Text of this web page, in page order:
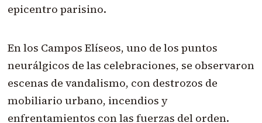
epicentro parisino.
En los Campos Elíseos, uno de los puntos
neurálgicos de las celebraciones, se observaron
escenas de vandalismo, con destrozos de
mobiliario urbano, incendios y
enfrentamientos con las fuerzas del orden.